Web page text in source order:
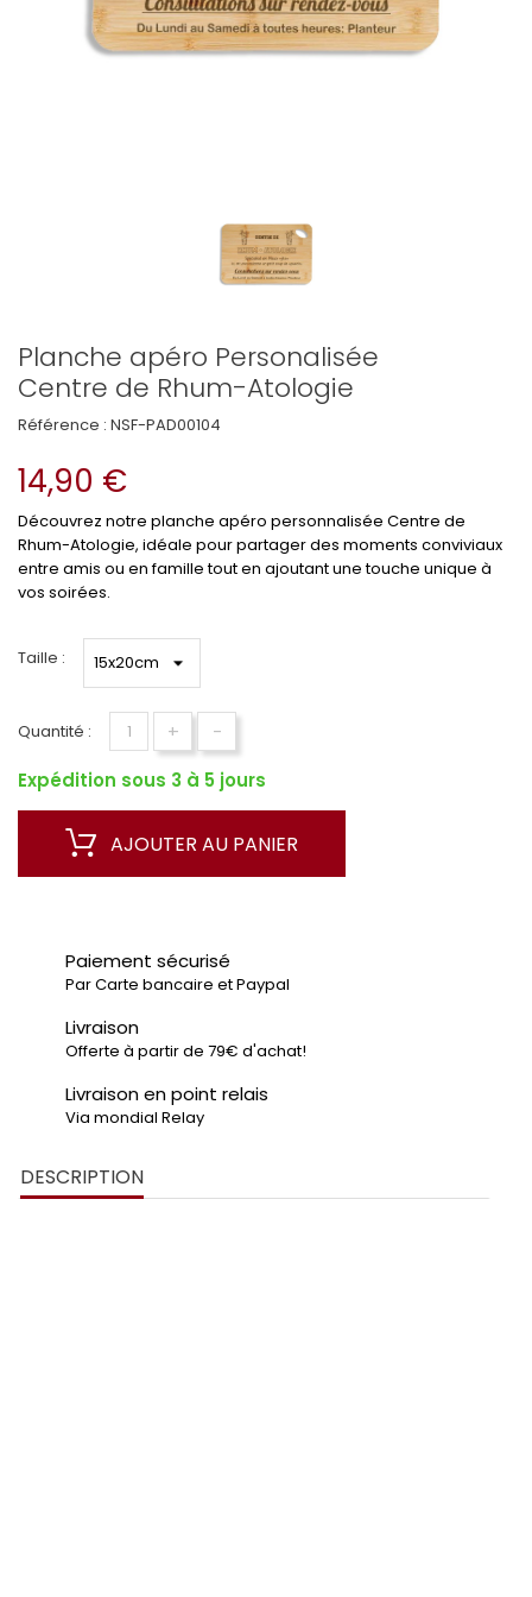
Planche apéro Personalisée
Centre de Rhum-Atologie
Référence : NSF-PAD00104
14,90 €
Découvrez notre planche apéro personnalisée Centre de
Rhum-Atologie, idéale pour partager des moments conviviaux
entre amis ou en famille tout en ajoutant une touche unique à
vos soirées.
Taille :
Quantité : +
-
Expédition sous 3 à 5 jours
AJOUTER AU PANIER
Paiement sécurisé
Par Carte bancaire et Paypal
Livraison
Offerte à partir de 79€ d'achat!
Livraison en point relais
Via mondial Relay
DESCRIPTION